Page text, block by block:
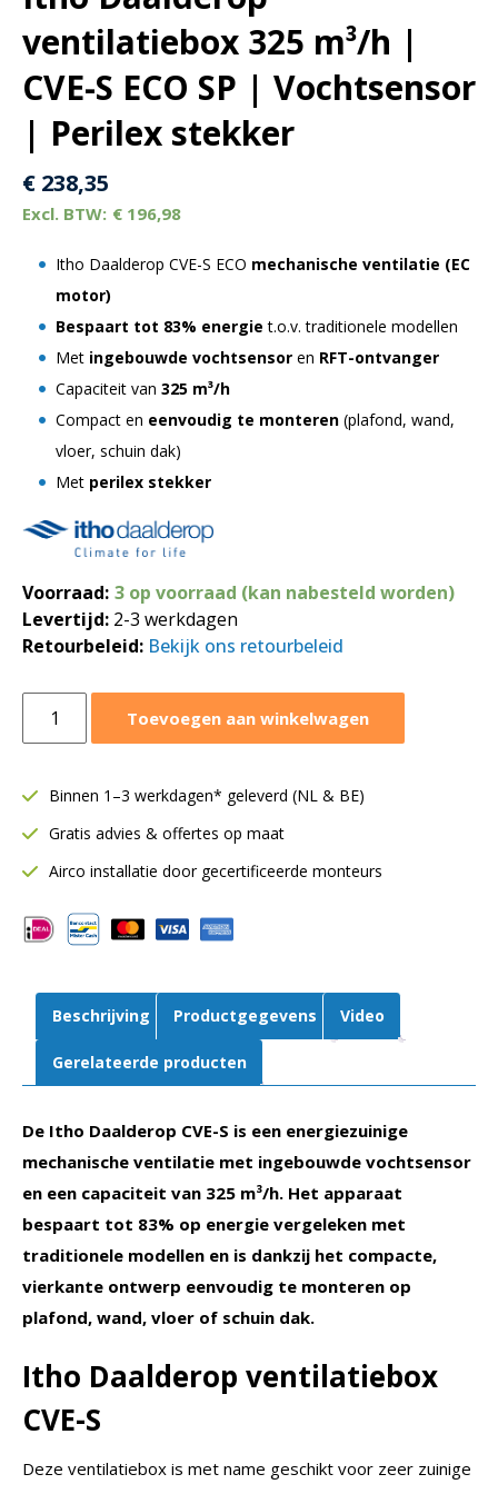
ventilatiebox 325 m³/h |
CVE-S ECO SP | Vochtsensor
| Perilex stekker
€ 238,35
€ 196,98
Itho Daalderop CVE-S ECO mechanische ventilatie (EC
motor)
Bespaart tot 83% energie t.o.v. traditionele modellen
Met ingebouwde vochtsensor en RFT-ontvanger
Capaciteit van 325 m³/h
Compact en eenvoudig te monteren (plafond, wand,
vloer, schuin dak)
Met perilex stekker
Voorraad: 3 op voorraad (kan nabesteld worden)
Levertijd: 2-3 werkdagen
Retourbeleid: Bekijk ons retourbeleid
Daalderop
325
|
CVE-
ECO
SP
Vochtsensor
Perilex
Toevoegen aan winkelwagen
Binnen 1–3 werkdagen* geleverd (NL & BE)
Gratis advies & offertes op maat
Airco installatie door gecertificeerde monteurs
Beschrijving Productgegevens Video
Gerelateerde producten
De Itho Daalderop CVE-S is een energiezuinige
mechanische ventilatie met ingebouwde vochtsensor
en een capaciteit van 325 m³/h. Het apparaat
bespaart tot 83% op energie vergeleken met
traditionele modellen en is dankzij het compacte,
vierkante ontwerp eenvoudig te monteren op
plafond, wand, vloer of schuin dak.
Itho Daalderop ventilatiebox
CVE-S
Deze ventilatiebox is met name geschikt voor zeer zuinige